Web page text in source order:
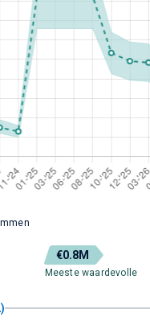
€0.8M
Meeste waardevolle